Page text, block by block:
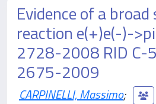
Evidence of a
reaction e(+)e(-)-
2728-2008 RID
2675-2009
CARPINELLI, Massimo;